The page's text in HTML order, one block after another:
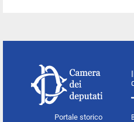
Portale storico